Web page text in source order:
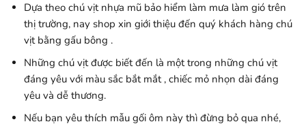
Dựa theo chú vịt nhựa mũ bảo hiểm làm mưa làm gió trên
thị trường, nay shop xin giới thiệu đến quý khách hàng chú
vịt bằng gấu bông .
Những chú vịt được biết đến là một trong những chú vịt
đáng yêu với màu sắc bắt mắt , chiếc mỏ nhọn dài đáng
yêu và dễ thương.
Nếu bạn yêu thích mẫu gối ôm này thì đừng bỏ qua nhé,